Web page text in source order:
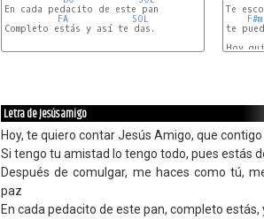
En cada pedacito de este pan
FA
SOL
Completo estás y así te das.
Te
F#m
te
Hoy
Letra de Jesús amigo
Hoy, te quiero contar Jesús Amigo, que
Si tengo tu amistad lo tengo todo, pues estás
Después de comulgar, me haces como tú,
paz
En cada pedacito de este pan, completo estás,